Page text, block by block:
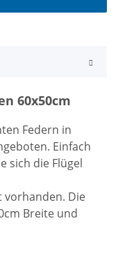
60x50cm
Federn in
Einfach
sich die Flügel
vorhanden. Die
Breite und